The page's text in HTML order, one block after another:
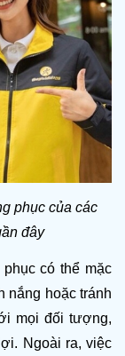
phục của các
đây
có thể mặc
nắng hoặc tránh
mọi đối tượng,
Ngoài ra, việc